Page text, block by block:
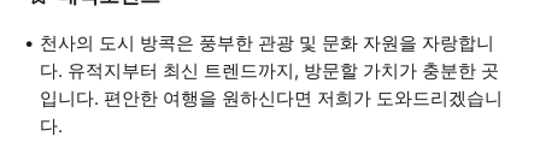
천사의 도시 방콕은 풍부한 관광 및 문화 자원을 자랑합니
다. 유적지부터 최신 트렌드까지, 방문할 가치가 충분한 곳
입니다. 편안한 여행을 원하신다면 저희가 도와드리겠습니
다.